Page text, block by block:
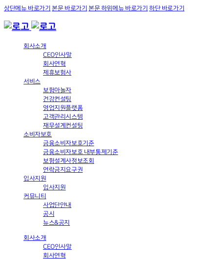
상단메뉴 바로가기 본문 바로가기 본문 하위메뉴 바로가기 하단 바로가기
회사소개
CEO인사말
회사연혁
제휴보험사
서비스
보험아놀자
건강컨설팅
영업지원플랫폼
고객관리시스템
재무설계컨설팅
소비자보호
금융소비자보호기준
금융소비자보호 내부통제기준
보험설계사정보조회
연락금지요구권
입사지원
입사지원
커뮤니티
사업단안내
공시
뉴스&공지
회사소개
CEO인사말
회사연혁